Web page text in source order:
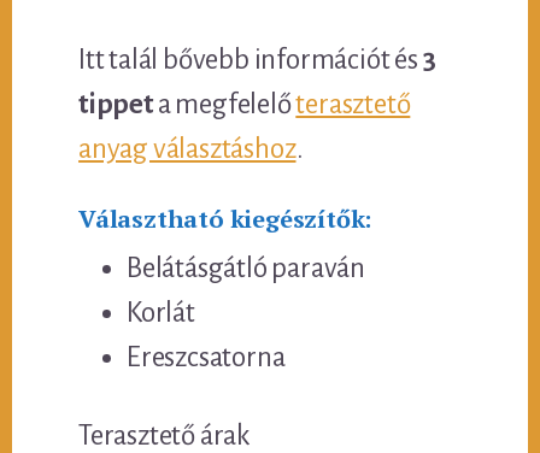
Itt talál bővebb információt és 3
tippeta megfelelőterasztető
anyag választáshoz.
Választható kiegészítők:
Belátásgátló paraván
Korlát
Ereszcsatorna
Terasztető árak